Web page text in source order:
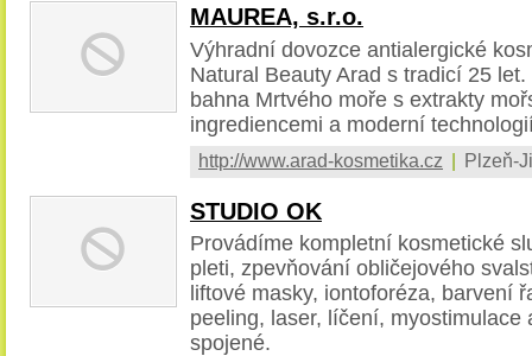
MAUREA, s.r.o.
Výhradní dovozce antialergické
Natural Beauty Arad s tradicí 25
bahna Mrtvého moře s extrakty
ingrediencemi a moderní
http://www.arad-kosmetika.cz | Plzeň-
STUDIO OK
Provádíme kompletní kosmetické
pleti, zpevňování obličejového
liftové masky, iontoforéza, barvení
peeling, laser, líčení, myostimulace
spojené.